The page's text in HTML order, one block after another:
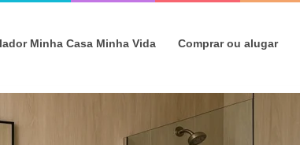
Minha Casa Minha Vida Comprar ou alugar